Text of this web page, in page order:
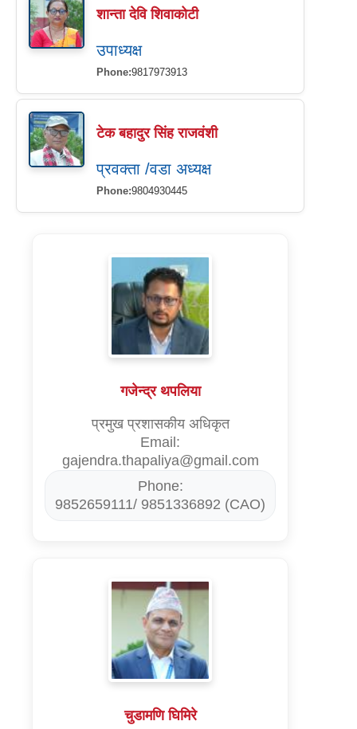
शान्ता देवि शिवाकोटी
उपाध्यक्ष
Phone:9817973913
टेक बहादुर सिंह राजवंशी
प्रवक्ता /वडा अध्यक्ष
Phone:9804930445
गजेन्द्र थपलिया
प्रमुख प्रशासकीय अधिकृत
Email:
gajendra.thapaliya@gmail.com
Phone:
9852659111/ 9851336892 (CAO)
चुडामणि घिमिरे